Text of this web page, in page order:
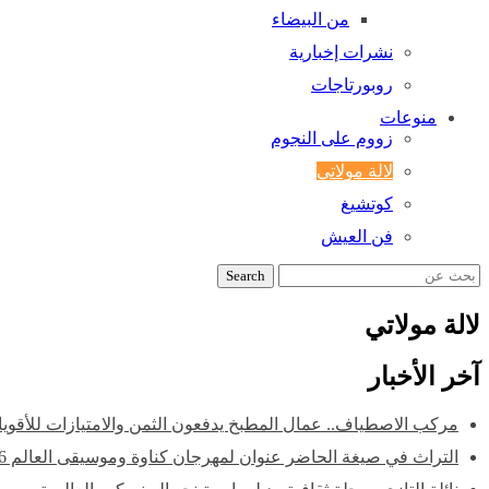
من البيضاء
نشرات إخبارية
روبورتاجات
منوعات
زووم على النجوم
لالة مولاتي
كوتشيغ
فن العيش
Search
لالة مولاتي
آخر الأخبار
مركب الاصطياف.. عمال المطبخ يدفعون الثمن والامتيازات
التراث في صيغة الحاضر عنوان لمهرجان كناوة وموسيقى العالم 2026